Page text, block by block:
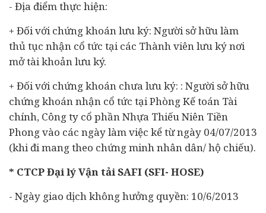
- Địa điểm thực hiện:
+ Đối với chứng khoán lưu ký: Người sở hữu làm
thủ tục nhận cổ tức tại các Thành viên lưu ký nơi
mở tài khoản lưu ký.
+ Đối với chứng khoán chưa lưu ký: : Người sở hữu
chứng khoán nhận cổ tức tại Phòng Kế toán Tài
chính, Công ty cổ phần Nhựa Thiếu Niên Tiền
Phong vào các ngày làm việc kể từ ngày 04/07/2013
(khi đi mang theo chứng minh nhân dân/ hộ chiếu).
* CTCP Đại lý Vận tải SAFI (SFI- HOSE)
- Ngày giao dịch không hưởng quyền: 10/6/2013